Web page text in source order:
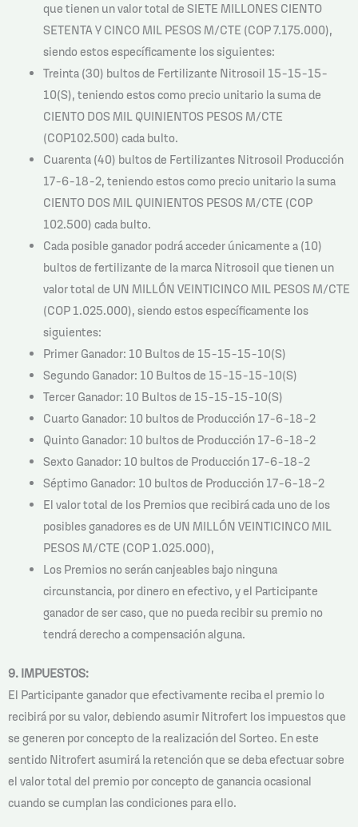
que tienen un valor total de SIETE MILLONES CIENTO
SETENTA Y CINCO MIL PESOS M/CTE (COP 7.175.000),
siendo estos específicamente los siguientes:
Treinta (30) bultos de Fertilizante Nitrosoil 15-15-15-
10(S), teniendo estos como precio unitario la suma de
CIENTO DOS MIL QUINIENTOS PESOS M/CTE
(COP102.500) cada bulto.
Cuarenta (40) bultos de Fertilizantes Nitrosoil Producción
17-6-18-2, teniendo estos como precio unitario la suma
CIENTO DOS MIL QUINIENTOS PESOS M/CTE (COP
102.500) cada bulto.
Cada posible ganador podrá acceder únicamente a (10)
bultos de fertilizante de la marca Nitrosoil que tienen un
valor total de UN MILLÓN VEINTICINCO MIL PESOS M/CTE
(COP 1.025.000), siendo estos específicamente los
siguientes:
Primer Ganador: 10 Bultos de 15-15-15-10(S)
Segundo Ganador: 10 Bultos de 15-15-15-10(S)
Tercer Ganador: 10 Bultos de 15-15-15-10(S)
Cuarto Ganador: 10 bultos de Producción 17-6-18-2
Quinto Ganador: 10 bultos de Producción 17-6-18-2
Sexto Ganador: 10 bultos de Producción 17-6-18-2
Séptimo Ganador: 10 bultos de Producción 17-6-18-2
El valor total de los Premios que recibirá cada uno de los
posibles ganadores es de UN MILLÓN VEINTICINCO MIL
PESOS M/CTE (COP 1.025.000),
Los Premios no serán canjeables bajo ninguna
circunstancia, por dinero en efectivo, y el Participante
ganador de ser caso, que no pueda recibir su premio no
tendrá derecho a compensación alguna.
9. IMPUESTOS:
El Participante ganador que efectivamente reciba el premio lo
recibirá por su valor, debiendo asumir Nitrofert los impuestos que
se generen por concepto de la realización del Sorteo. En este
sentido Nitrofert asumirá la retención que se deba efectuar sobre
el valor total del premio por concepto de ganancia ocasional
cuando se cumplan las condiciones para ello.